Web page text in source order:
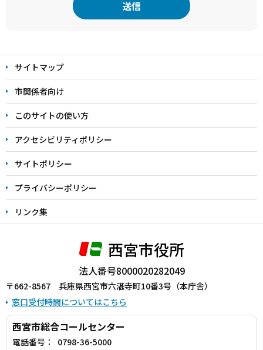
文
こ
こ
ま
で
サイトマップ
市関係者向け
このサイトの使い方
アクセシビリティポリシー
サイトポリシー
プライバシーポリシー
リンク集
西宮市役所
法人番号8000020282049
〒662-8567 兵庫県西宮市六湛寺町10番3号（本庁舎）
窓口受付時間についてはこちら
西宮市総合コールセンター
電話番号：
0798-36-5000